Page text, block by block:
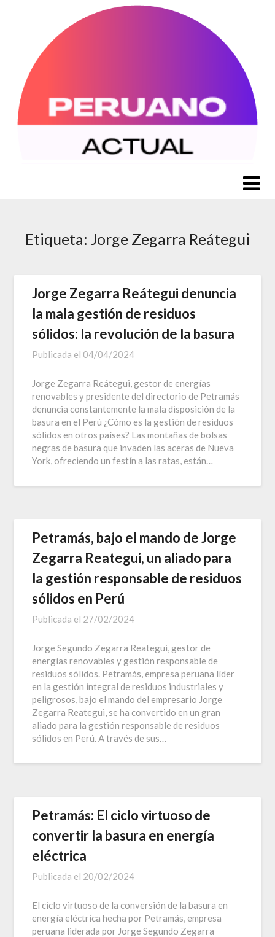
Etiqueta: Jorge Zegarra Reátegui
Jorge Zegarra Reátegui denuncia
la mala gestión de residuos
sólidos: la revolución de la basura
Publicada el 04/04/2024
Jorge Zegarra Reátegui, gestor de energías
renovables y presidente del directorio de Petramás
denuncia constantemente la mala disposición de la
basura en el Perú ¿Cómo es la gestión de residuos
sólidos en otros países? Las montañas de bolsas
negras de basura que invaden las aceras de Nueva
York, ofreciendo un festín a las ratas, están…
Petramás, bajo el mando de Jorge
Zegarra Reategui, un aliado para
la gestión responsable de residuos
sólidos en Perú
Publicada el 27/02/2024
Jorge Segundo Zegarra Reategui, gestor de
energías renovables y gestión responsable de
residuos sólidos. Petramás, empresa peruana líder
en la gestión integral de residuos industriales y
peligrosos, bajo el mando del empresario Jorge
Zegarra Reategui, se ha convertido en un gran
aliado para la gestión responsable de residuos
sólidos en Perú. A través de sus…
Petramás: El ciclo virtuoso de
convertir la basura en energía
eléctrica
Publicada el 20/02/2024
El ciclo virtuoso de la conversión de la basura en
energía eléctrica hecha por Petramás, empresa
peruana liderada por Jorge Segundo Zegarra